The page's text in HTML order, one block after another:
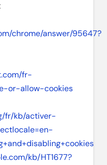
chrome/answer/95647?
fr-
or-allow-cookies
fr/kb/activer-
kb/HT1677?